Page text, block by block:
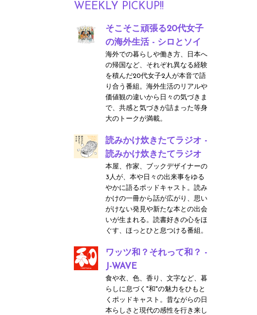
WEEKLY PICKUP!!
そこそこ頑張る20代女子
の海外生活 - シロとソイ
海外での暮らしや働き方、日本へ
の帰国など、それぞれ異なる経験
を積んだ20代女子2人が本音で語
り合う番組。海外生活のリアルや
価値観の違いから日々の気づきま
で、共感と気づきが詰まった等身
大のトークが満載。
読みかけ炊きたてラジオ -
読みかけ炊きたてラジオ
本屋、作家、ブックデザイナーの
3人が、本や日々の出来事をゆる
やかに語るポッドキャスト。読み
かけの一冊から話が広がり、思い
がけない発見や新たな本との出会
いが生まれる。読書好きの心をほ
ぐす、ほっとひと息つける番組。
ワッツ和？それって和？ -
J-WAVE
食や衣、色、香り、文字など、暮
らしに息づく"和"の魅力をひもと
くポッドキャスト。昔ながらの日
本らしさと現代の感性を行き来し